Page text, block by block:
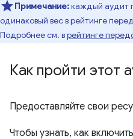
Примечание:каждый аудит
одинаковый вес в рейтинге
Подробнее см. врейтинге
Как пройти этот
Предоставляйте свои
Чтобы узнать, как